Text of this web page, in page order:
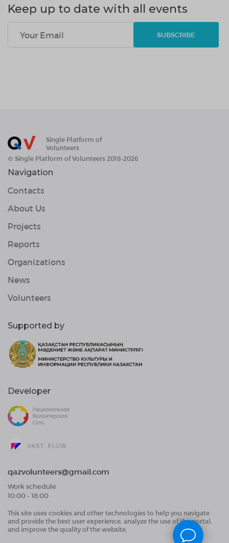
Keep up to date with all events
SUBSCRIBE
Single Platform of
Volunteers
© Single Platform of Volunteers 2018-2026
Navigation
Contacts
About Us
Projects
Reports
Organizations
News
Volunteers
Supported by
Developer
qazvolunteers@gmail.com
Work schedule
10:00 - 18:00
Public Offer Agreement
User Data Processing Agreement and Privacy
This site uses cookies and other technologies to help you navigate
and provide the best user experience, analyze the use of the portal,
and improve the quality of the website.